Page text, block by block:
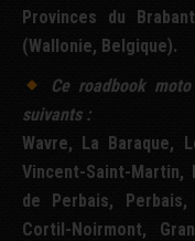
Provinces du
(Wallonie, Belgique).
Ce roadbookmoto
suivants :
Wavre, La Baraque,
Vincent-Saint-Martin,
de Perbais, Perbais,
Cortil-Noirmont,